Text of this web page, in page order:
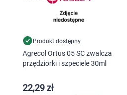
Produkt dostępny
Agrecol Ortus 05 SC zwalcza
przędziorki i szpeciele 30ml
22,29 zł